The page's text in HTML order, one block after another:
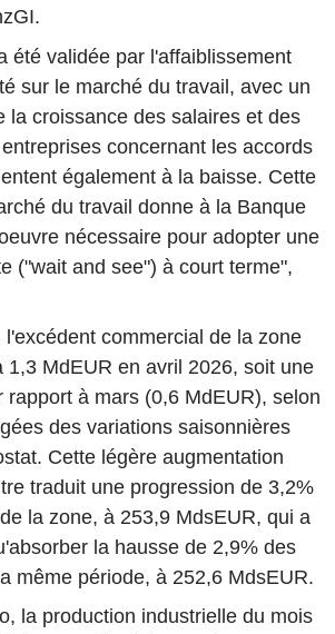
été validée par l'affaiblissement
sur le marché du travail, avec un
la croissance des salaires et des
concernant les accords
également à la baisse. Cette
du travail donne à la Banque
nécessaire pour adopter une
("wait and see") à court terme",
commercial de la zone
1,3 MdEUR en avril 2026, soit une
rapport à mars (0,6 MdEUR), selon
des variations saisonnières
Cette légère augmentation
traduit une progression de 3,2%
la zone, à 253,9 MdsEUR, qui a
la hausse de 2,9% des
même période, à 252,6 MdsEUR.
la production industrielle du mois